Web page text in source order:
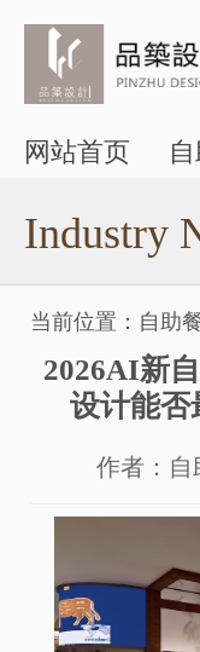
网站首页
Industry
当前位置： 自助
2026AI新
设计能否
作者：自